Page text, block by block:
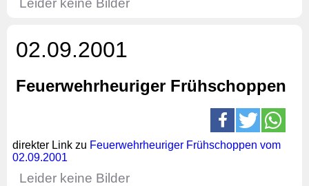
Leider keine Bilder
02.09.2001
Feuerwehrheuriger Frühschoppen
direkter Link zu Feuerwehrheuriger Frühschoppen vom
02.09.2001
Leider keine Bilder